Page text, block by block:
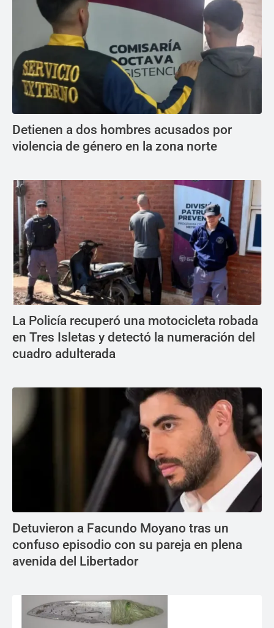
Detienen a dos hombres acusados por
violencia de género en la zona norte
La Policía recuperó una motocicleta robada
en Tres Isletas y detectó la numeración del
cuadro adulterada
Detuvieron a Facundo Moyano tras un
confuso episodio con su pareja en plena
avenida del Libertador